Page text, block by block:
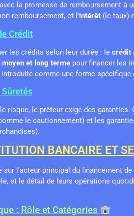
la promesse de remboursement
remboursement, et l’intérêt(le taux)
Crédit
les crédits selon leur durée : le crédit
et long termepour financer les
comme une forme spécifique
risque, le prêteur exige des
le cautionnement) et les
BANCAIRE ET
l’acteur principal du financement
et le détail de leurs opérations
: Rôle et Catégories